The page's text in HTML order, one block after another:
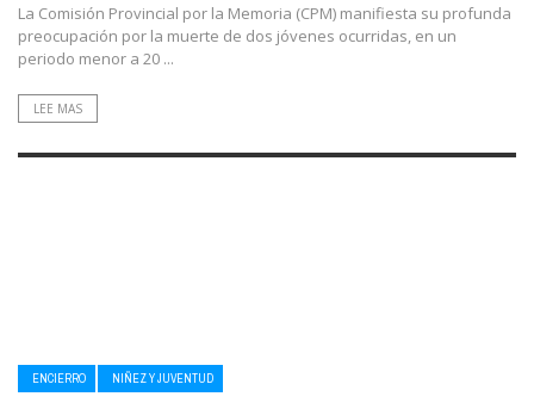
La Comisión Provincial por la Memoria (CPM) manifiesta su profunda
preocupación por la muerte de dos jóvenes ocurridas, en un
periodo menor a 20 ...
LEE MAS
ENCIERRO NIÑEZ Y JUVENTUD